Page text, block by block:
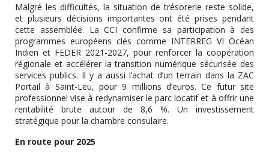
Malgré les difficultés, la situation de trésorerie reste solide,
et plusieurs décisions importantes ont été prises pendant
cette assemblée. La CCI confirme sa participation à des
programmes européens clés comme INTERREG VI Océan
Indien et FEDER 2021-2027, pour renforcer la coopération
régionale et accélérer la transition numérique sécurisée des
services publics. Il y a aussi l’achat d’un terrain dans la ZAC
Portail à Saint-Leu, pour 9 millions d’euros. Ce futur site
professionnel vise à redynamiser le parc locatif et à offrir une
rentabilité brute autour de 8,6 %. Un investissement
stratégique pour la chambre consulaire.
En route pour 2025